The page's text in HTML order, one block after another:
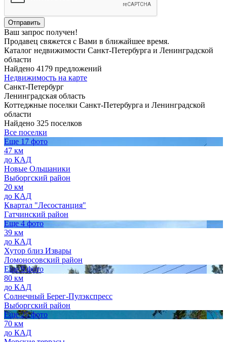
Ваш запрос получен!
Продавец свяжется с Вами в ближайшее время.
Каталог недвижимости Санкт-Петербурга и Ленинградской
области
Найдено 4179 предложений
Недвижимость на карте
Санкт-Петербург
Ленинградская область
Коттеджные поселки Санкт-Петербурга и Ленинградской
области
Найдено 325 поселков
Все поселки
Еще 17 фото
47 км
до КАД
Новые Ольшаники
Выборгский район
20 км
до КАД
Квартал "Лесостанция"
Гатчинский район
Еще 4 фото
39 км
до КАД
Хутор близ Извары
Ломоносовский район
Еще 9 фото
80 км
до КАД
Солнечный Берег-Пулэкспресс
Выборгский район
Еще 25 фото
70 км
до КАД